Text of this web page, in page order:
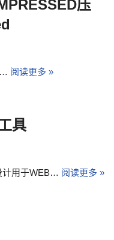
压
阅读更多 »
具
计用于WEB… 阅读更多 »